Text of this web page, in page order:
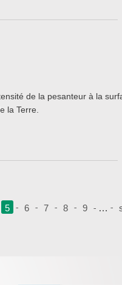
de la pesanteur à la
la Terre.
5 6 7 8 9 …